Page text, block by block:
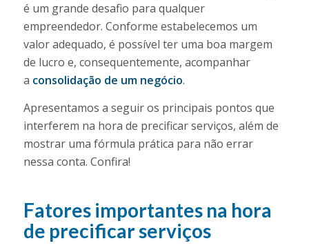
é um grande desafio para qualquer
empreendedor. Conforme estabelecemos um
valor adequado, é possível ter uma boa margem
de lucro e, consequentemente, acompanhar
a consolidação de um negócio.
Apresentamos a seguir os principais pontos que
interferem na hora de precificar serviços, além de
mostrar uma fórmula prática para não errar
nessa conta. Confira!
Fatores importantes na hora
de precificar serviços